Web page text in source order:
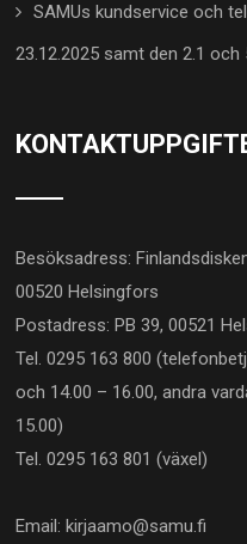
SAMUs kundservice och
23.12.2025 samt den 2.1 och
Besöksadress:
00520 Helsingfors
Postadress: PB 39, 00521
Tel. 0295 163 800
och 14.00 – 16.00, andra
15.00)
Tel. 0295 163 801 (växel)
Email: kirjaamo@samu.fi